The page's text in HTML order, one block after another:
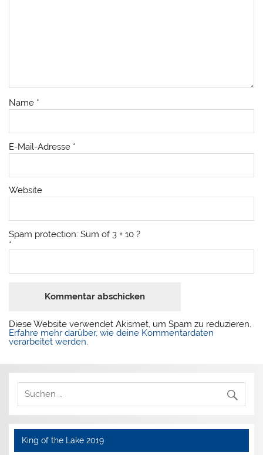
Name *
E-Mail-Adresse *
Website
Spam protection: Sum of 3 + 10 ?
*
Diese Website verwendet Akismet, um Spam zu reduzieren.
Erfahre mehr darüber, wie deine Kommentardaten
verarbeitet werden.
King of the Lake 2019